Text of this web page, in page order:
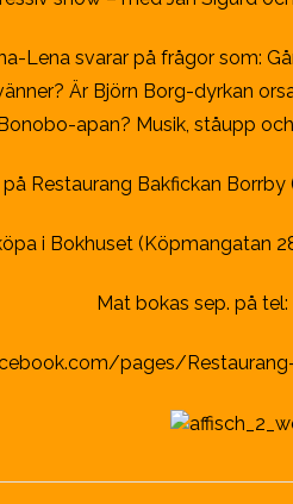
Lena svarar på frågor som:
Är Björn Borg-dyrkan
apan? Musik, ståupp
på Restaurang Bakfickan
i Bokhuset (Köpmangatan
Mat bokas sep. på tel:
pages/